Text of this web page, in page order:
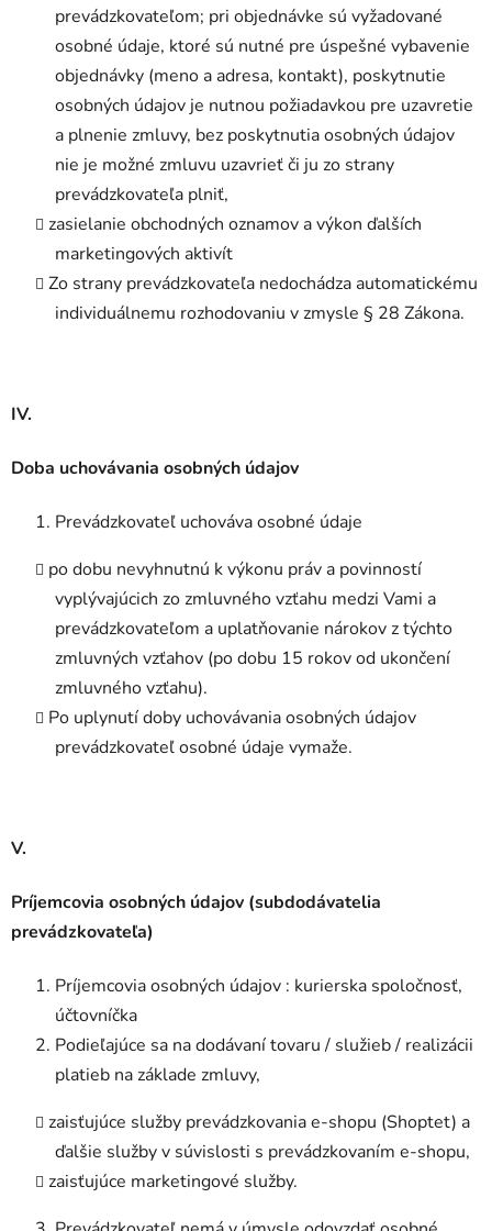
prevádzkovateľom; pri objednávke sú vyžadované
osobné údaje, ktoré sú nutné pre úspešné vybavenie
objednávky (meno a adresa, kontakt), poskytnutie
osobných údajov je nutnou požiadavkou pre uzavretie
a plnenie zmluvy, bez poskytnutia osobných údajov
nie je možné zmluvu uzavrieť či ju zo strany
prevádzkovateľa plniť,
zasielanie obchodných oznamov a výkon ďalších
marketingových aktivít
Zo strany prevádzkovateľa nedochádza automatickému
individuálnemu rozhodovaniu v zmysle § 28 Zákona.
IV.
Doba uchovávania osobných údajov
Prevádzkovateľ uchováva osobné údaje
po dobu nevyhnutnú k výkonu práv a povinností
vyplývajúcich zo zmluvného vzťahu medzi Vami a
prevádzkovateľom a uplatňovanie nárokov z týchto
zmluvných vzťahov (po dobu 15 rokov od ukončení
zmluvného vzťahu).
Po uplynutí doby uchovávania osobných údajov
prevádzkovateľ osobné údaje vymaže.
V.
Príjemcovia osobných údajov (subdodávatelia
prevádzkovateľa)
Príjemcovia osobných údajov : kurierska spoločnosť,
účtovníčka
Podieľajúce sa na dodávaní tovaru / služieb / realizácii
platieb na základe zmluvy,
zaisťujúce služby prevádzkovania e-shopu (Shoptet) a
ďalšie služby v súvislosti s prevádzkovaním e-shopu,
zaisťujúce marketingové služby.